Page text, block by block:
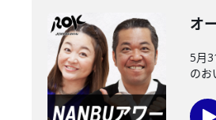
オ
5月
のお